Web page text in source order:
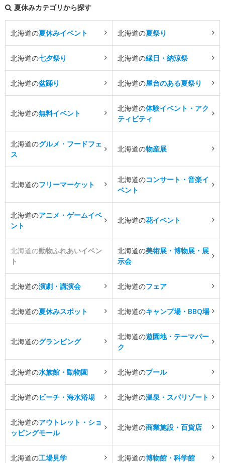
夏休みカテゴリから探す
北海道の夏休みイベント 北海道の夏祭り
北海道の七夕祭り 北海道の縁日・納涼祭
北海道の盆踊り 北海道の屋台のある夏祭り
北海道の無料イベント
北海道の体験イベント・アク
ティビティ
北海道のグルメ・フードフェ
ス
北海道の物産展
北海道のフリーマーケット
北海道のコンサート・音楽イ
ベント
北海道のアニメ・ゲームイベ
ント
北海道の花イベント
北海道の動物ふれあいイベン
ト
北海道の美術展・博物展・展
示会
北海道の演劇・講演会 北海道のフェア
北海道の夏休みスポット 北海道のキャンプ場・BBQ場
北海道のグランピング
北海道の遊園地・テーマパー
ク
北海道の水族館・動物園 北海道のプール
北海道のビーチ・海水浴場 北海道の温泉・スパリゾート
北海道のアウトレット・ショ
ッピングモール
北海道の商業施設・百貨店
北海道の工場見学 北海道の博物館・科学館